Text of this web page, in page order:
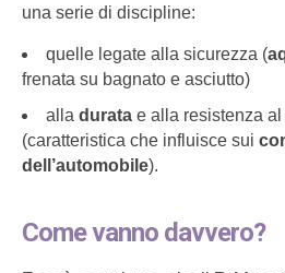
una serie di discipline:
quelle legate alla sicurezza (
frenata su bagnato e asciutto)
alla durata e alla resistenza
(caratteristica che influisce sui
dell’automobile).
Come vanno davvero?